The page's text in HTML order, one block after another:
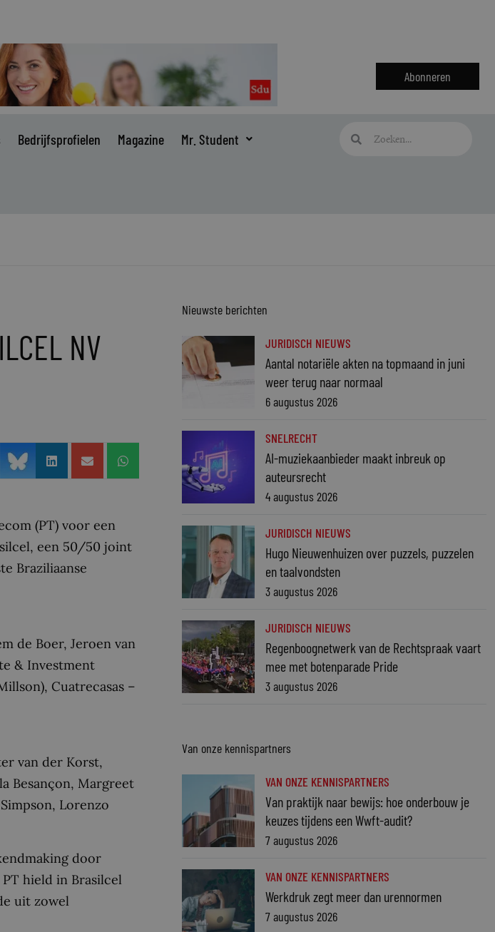
Abonneren
Bedrijfsprofielen Magazine Mr. Student Zoeken
NV
(PT) voor een
een 50/50 joint
Braziliaanse
de Boer, Jeroen van
& Investment
Cuatrecasas –
van der Korst,
Besançon, Margreet
Lorenzo
door
hield in Brasilcel
uit zowel
Nieuwste berichten
JURIDISCH NIEUWS
Aantal notariële akten na topmaand in juni
weer terug naar normaal
6 augustus 2026
SNELRECHT
AI-muziekaanbieder maakt inbreuk op
auteursrecht
4 augustus 2026
JURIDISCH NIEUWS
Hugo Nieuwenhuizen over puzzels, puzzelen
en taalvondsten
3 augustus 2026
JURIDISCH NIEUWS
Regenboognetwerk van de Rechtspraak vaart
mee met botenparade Pride
3 augustus 2026
Van onze kennispartners
VAN ONZE KENNISPARTNERS
Van praktijk naar bewijs: hoe onderbouw je
keuzes tijdens een Wwft-audit?
7 augustus 2026
VAN ONZE KENNISPARTNERS
Werkdruk zegt meer dan urennormen
7 augustus 2026